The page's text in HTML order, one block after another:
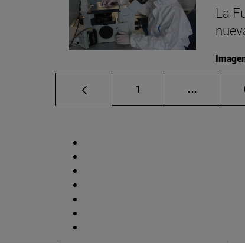
La
Página
1 ... Páginas